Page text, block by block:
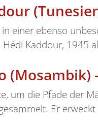
einer ebenso
Kaddour, 1945
(Mosambik)
um die Pfade der
Er